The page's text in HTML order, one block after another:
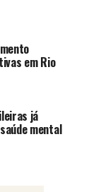
em Rio
já
mental